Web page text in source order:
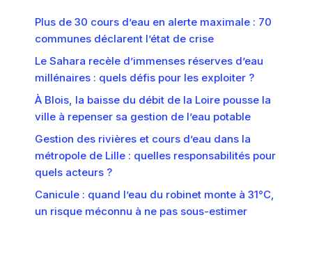
Plus de 30 cours d’eau en alerte maximale : 70
communes déclarent l’état de crise
Le Sahara recèle d’immenses réserves d’eau
millénaires : quels défis pour les exploiter ?
À Blois, la baisse du débit de la Loire pousse la
ville à repenser sa gestion de l’eau potable
Gestion des rivières et cours d’eau dans la
métropole de Lille : quelles responsabilités pour
quels acteurs ?
Canicule : quand l’eau du robinet monte à 31°C,
un risque méconnu à ne pas sous-estimer